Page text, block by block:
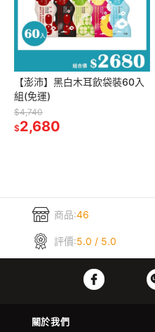
【澎沛】黑白木耳飲袋裝60入
組(免運)
$4,740
$2,680
商品:46
評價:5.0 / 5.0
關於我們